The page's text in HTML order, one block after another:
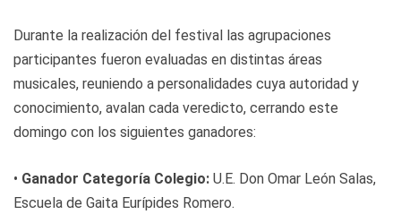
Durante la realización del festival las agrupaciones
participantes fueron evaluadas en distintas áreas
musicales, reuniendo a personalidades cuya autoridad y
conocimiento, avalan cada veredicto, cerrando este
domingo con los siguientes ganadores:
• Ganador Categoría Colegio: U.E. Don Omar León Salas,
Escuela de Gaita Eurípides Romero.